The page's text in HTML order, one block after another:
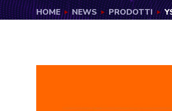
HOME NEWS PRODOTTI